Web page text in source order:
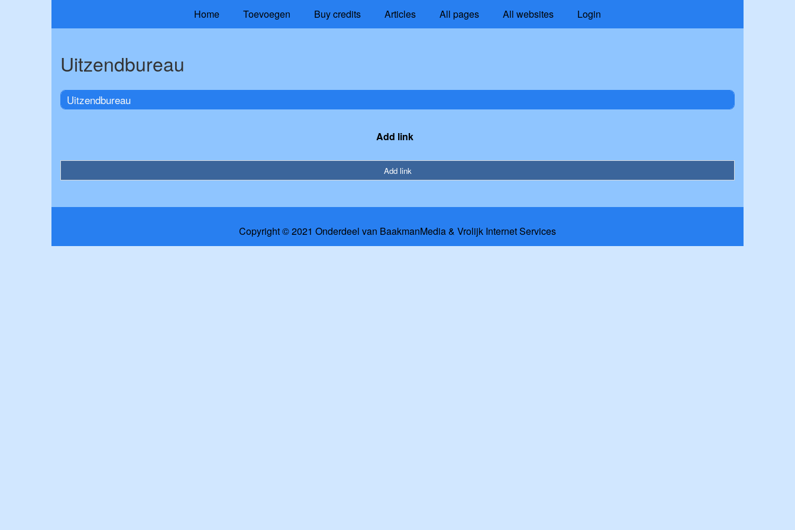
Home Toevoegen Buy credits Articles All pages All websites Login
Uitzendbureau
Uitzendbureau
Add link
Add link
Copyright © 2021 Onderdeel van BaakmanMedia& Vrolijk Internet Services